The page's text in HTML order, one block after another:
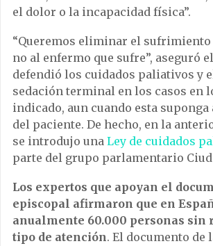
el dolor o la incapacidad física”.
“Queremos eliminar el sufrimiento
no al enfermo que sufre”, aseguró
defendió los cuidados paliativos y
sedación terminal en los casos en
indicado, aun cuando esta
del paciente. De hecho, en la
se introdujo una Ley de cuidados
parte del grupo parlamentario
Los expertos que apoyan el
episcopal afirmaron que en
anualmente 60.000 personas sin
tipo de atención. El documento de